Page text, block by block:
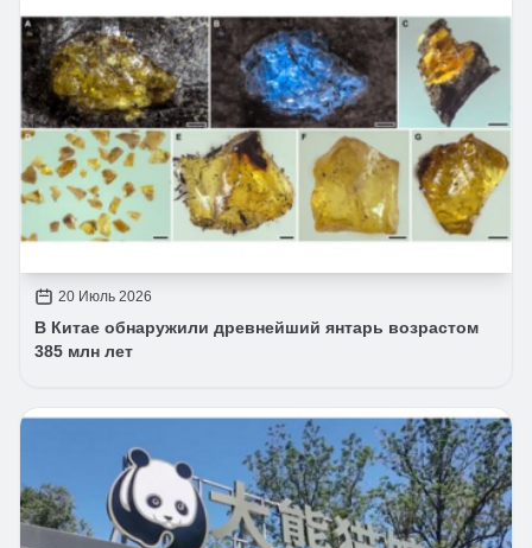
20 Июль 2026
В Китае обнаружили древнейший янтарь возрастом
385 млн лет